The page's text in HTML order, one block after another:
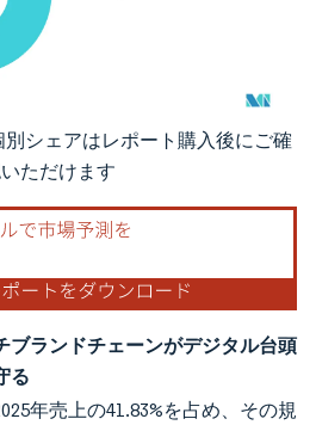
用にはCC BY 4.0の表示が必要です。
シェアはレポート購入後にご確
ただけます
ブランドチェーンがデジタル台頭
る
年売上の41.83%を占め、その規